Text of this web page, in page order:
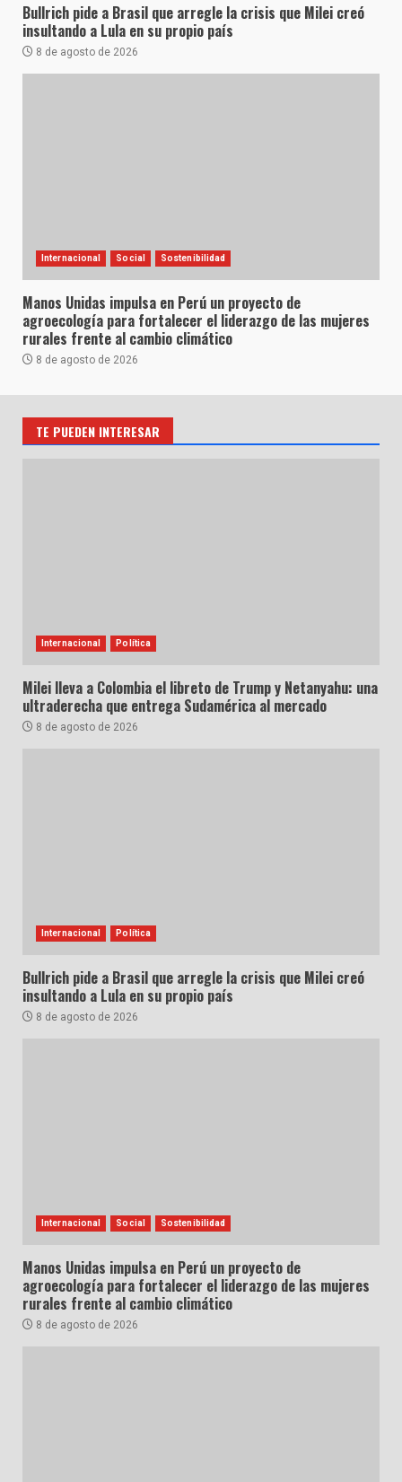
Bullrich pide a Brasil que arregle la crisis que Milei creó
insultando a Lula en su propio país
8 de agosto de 2026
Internacional Social Sostenibilidad
Manos Unidas impulsa en Perú un proyecto de
agroecología para fortalecer el liderazgo de las mujeres
rurales frente al cambio climático
8 de agosto de 2026
TE PUEDEN INTERESAR
Internacional Política
Milei lleva a Colombia el libreto de Trump y Netanyahu: una
ultraderecha que entrega Sudamérica al mercado
8 de agosto de 2026
Internacional Política
Bullrich pide a Brasil que arregle la crisis que Milei creó
insultando a Lula en su propio país
8 de agosto de 2026
Internacional Social Sostenibilidad
Manos Unidas impulsa en Perú un proyecto de
agroecología para fortalecer el liderazgo de las mujeres
rurales frente al cambio climático
8 de agosto de 2026